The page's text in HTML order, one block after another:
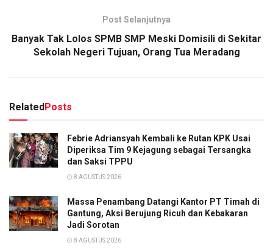
Post Selanjutnya
Banyak Tak Lolos SPMB SMP Meski Domisili di Sekitar
Sekolah Negeri Tujuan, Orang Tua Meradang
RelatedPosts
Febrie Adriansyah Kembali ke Rutan KPK Usai
Diperiksa Tim 9 Kejagung sebagai Tersangka
dan Saksi TPPU
8 AGUSTUS 2026
Massa Penambang Datangi Kantor PT Timah di
Gantung, Aksi Berujung Ricuh dan Kebakaran
Jadi Sorotan
8 AGUSTUS 2026